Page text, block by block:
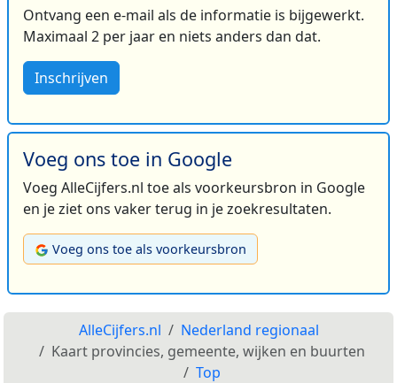
Ontvang een e-mail als de informatie is bijgewerkt.
Maximaal 2 per jaar en niets anders dan dat.
Inschrijven
Voeg ons toe in Google
Voeg AlleCijfers.nl toe als voorkeursbron in Google
en je ziet ons vaker terug in je zoekresultaten.
Voeg ons toe als voorkeursbron
AlleCijfers.nl
Nederland regionaal
Kaart provincies, gemeente, wijken en buurten
Top